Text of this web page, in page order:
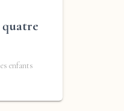
quatre
enfants